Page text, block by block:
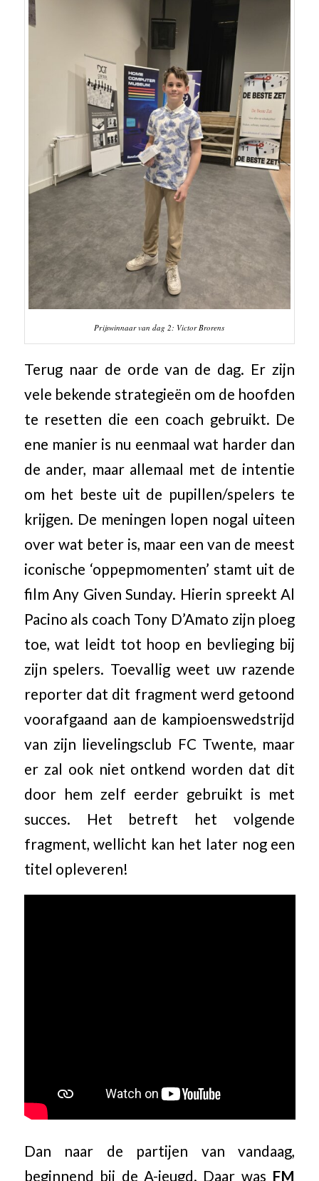
Prijswinnaar van dag 2: Victor Brorens
Terug naar de orde van de dag. Er zijn
vele bekende strategieën om de hoofden
te resetten die een coach gebruikt. De
ene manier is nu eenmaal wat harder dan
de ander, maar allemaal met de intentie
om het beste uit de pupillen/spelers te
krijgen. De meningen lopen nogal uiteen
over wat beter is, maar een van de meest
iconische ‘oppepmomenten’ stamt uit de
film Any Given Sunday. Hierin spreekt Al
Pacino als coach Tony D’Amato zijn ploeg
toe, wat leidt tot hoop en bevlieging bij
zijn spelers. Toevallig weet uw razende
reporter dat dit fragment werd getoond
voorafgaand aan de kampioenswedstrijd
van zijn lievelingsclub FC Twente, maar
er zal ook niet ontkend worden dat dit
door hem zelf eerder gebruikt is met
succes. Het betreft het volgende
fragment, wellicht kan het later nog een
titel opleveren!
Dan naar de partijen van vandaag,
beginnend bij de A-jeugd. Daar was FM